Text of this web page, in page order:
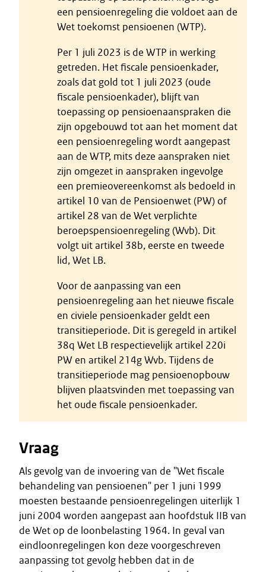
een pensioenregeling die voldoet aan de
Wet toekomst pensioenen (WTP).
Per 1 juli 2023 is de WTP in werking
getreden. Het fiscale pensioenkader,
zoals dat gold tot 1 juli 2023 (oude
fiscale pensioenkader), blijft van
toepassing op pensioenaanspraken die
zijn opgebouwd tot aan het moment dat
een pensioenregeling wordt aangepast
aan de WTP, mits deze aanspraken niet
zijn omgezet in aanspraken ingevolge
een premieovereenkomst als bedoeld in
artikel 10 van de Pensioenwet (PW) of
artikel 28 van de Wet verplichte
beroepspensioenregeling (Wvb). Dit
volgt uit artikel 38b, eerste en tweede
lid, Wet LB.
Voor de aanpassing van een
pensioenregeling aan het nieuwe fiscale
en civiele pensioenkader geldt een
transitieperiode. Dit is geregeld in artikel
38q Wet LB respectievelijk artikel 220i
PW en artikel 214g Wvb. Tijdens de
transitieperiode mag pensioenopbouw
blijven plaatsvinden met toepassing van
het oude fiscale pensioenkader.
Vraag
Als gevolg van de invoering van de "Wet fiscale
behandeling van pensioenen" per 1 juni 1999
moesten bestaande pensioenregelingen uiterlijk 1
juni 2004 worden aangepast aan hoofdstuk IIB van
de Wet op de loonbelasting 1964. In geval van
eindloonregelingen kon deze voorgeschreven
aanpassing tot gevolg hebben dat in de